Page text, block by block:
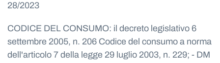
28/2023
CODICE DEL CONSUMO: il decreto legislativo 6
settembre 2005, n. 206 Codice del consumo a norma
dell'articolo 7 della legge 29 luglio 2003, n. 229; - DM